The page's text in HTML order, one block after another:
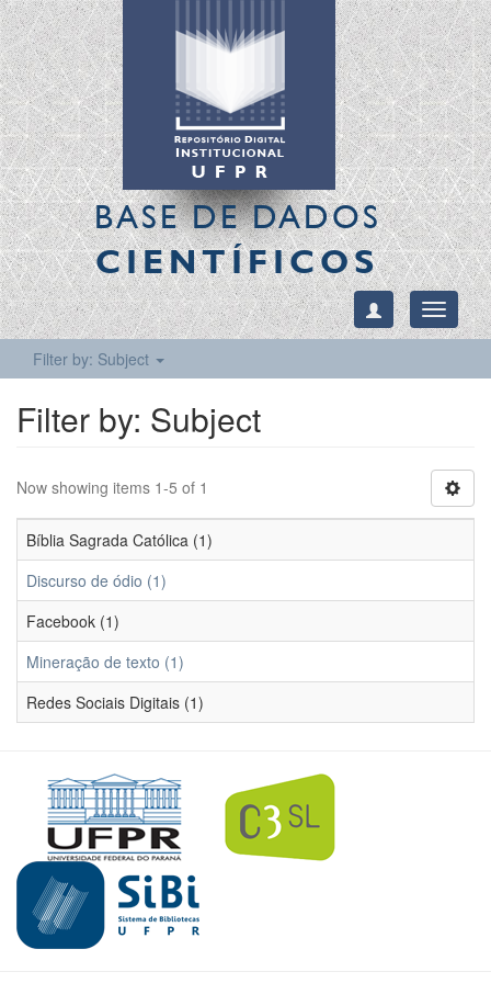
BASE DE DADOS
CIENTÍFICOS
Toggle
Filter by: Subject
Filter by: Subject
Now showing items 1-5 of 1
Bíblia Sagrada Católica (1)
Discurso de ódio (1)
Facebook (1)
Mineração de texto (1)
Redes Sociais Digitais (1)